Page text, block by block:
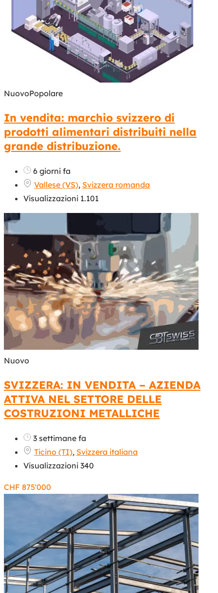
NuovoPopolare
In vendita: marchio svizzero di
prodotti alimentari distribuiti nella
grande distribuzione.
6 giorni fa
Vallese (VS), Svizzera romanda
Visualizzazioni 1.101
Nuovo
SVIZZERA: IN VENDITA – AZIENDA
ATTIVA NEL SETTORE DELLE
COSTRUZIONI METALLICHE
3 settimane fa
Ticino (TI), Svizzera italiana
Visualizzazioni 340
CHF 875'000